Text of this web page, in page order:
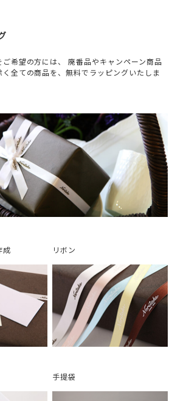
希望の方には、 廃番品やキャンペーン商品
く全ての商品を、無料でラッピングいたしま
成 リボン
手提袋